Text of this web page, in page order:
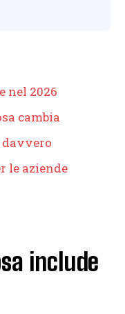
nel 2026
cambia
davvero
le aziende
include